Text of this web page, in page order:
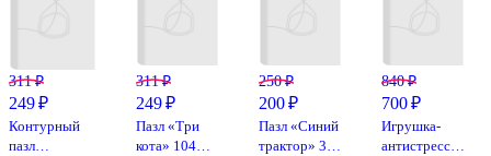
311 ₽
249 ₽
Контурный
пазл
311 ₽
249 ₽
Пазл «Три
кота» 104
250 ₽
200 ₽
Пазл «Синий
трактор» 35
840 ₽
700 ₽
Игрушка-
антистресс